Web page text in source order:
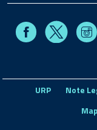
FacebookX
URP Note